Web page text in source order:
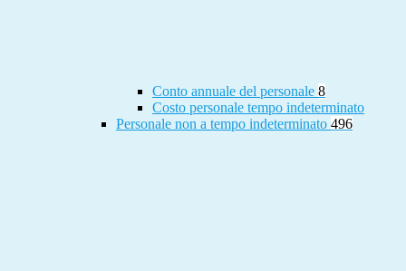
Conto annuale del personale 8
Costo personale tempo indeterminato
Personale non a tempo indeterminato 496